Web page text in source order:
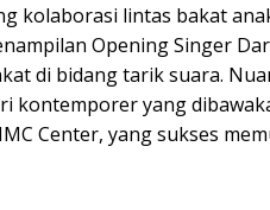
kolaborasi lintas bakat
Opening Singer
di bidang tarik suara.
kontemporer yang
Center, yang sukses